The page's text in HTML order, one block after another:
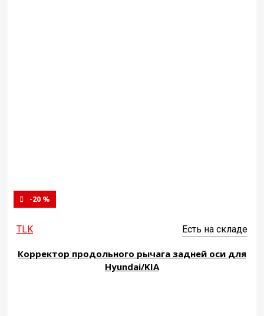
-20 %
TLK Есть на складе
Корректор продольного рычага задней оси для
Hyundai/KIA